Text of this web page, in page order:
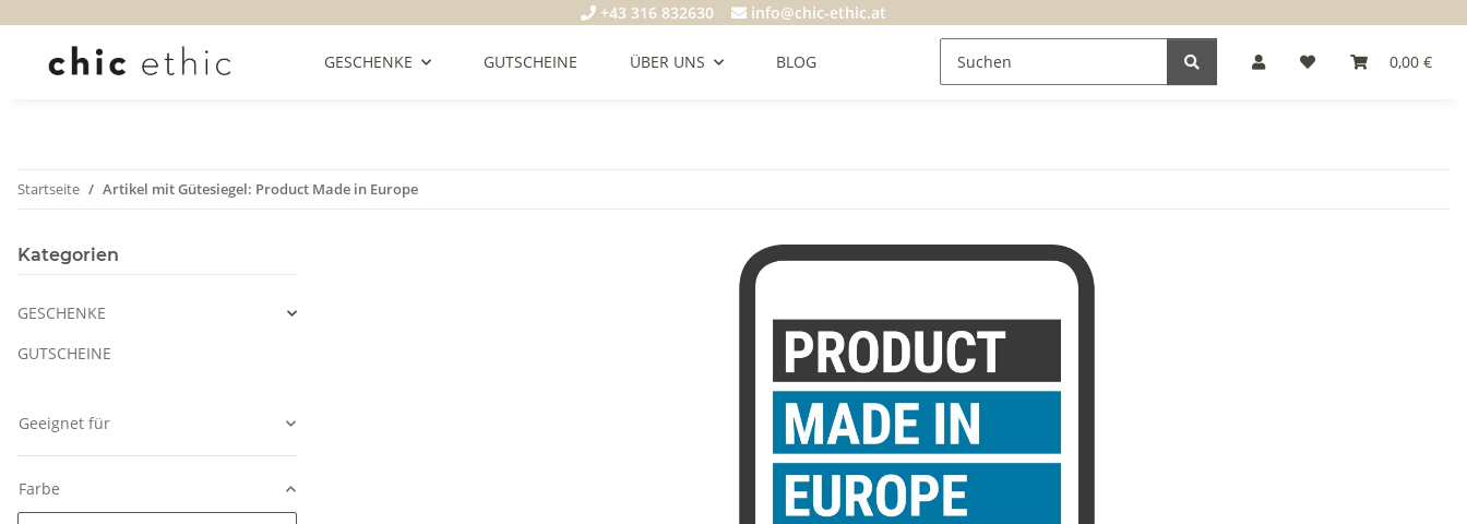
+43 316 832630 info@chic-ethic.at
0,00 €
GESCHENKE GUTSCHEINE ÜBER UNS BLOG
Startseite Artikel mit Gütesiegel: Product Made in Europe
Kategorien
GESCHENKE
GUTSCHEINE
Geeignet für
Farbe